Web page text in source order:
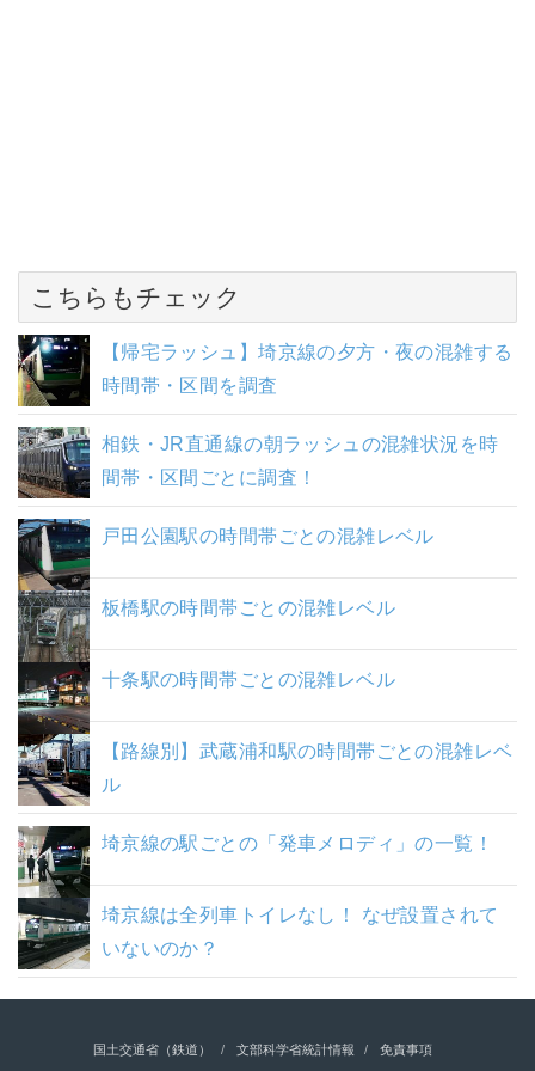
こちらもチェック
【帰宅ラッシュ】埼京線の夕方・夜の混雑する
時間帯・区間を調査
相鉄・JR直通線の朝ラッシュの混雑状況を時
間帯・区間ごとに調査！
戸田公園駅の時間帯ごとの混雑レベル
板橋駅の時間帯ごとの混雑レベル
十条駅の時間帯ごとの混雑レベル
【路線別】武蔵浦和駅の時間帯ごとの混雑レベ
ル
埼京線の駅ごとの「発車メロディ」の一覧！
埼京線は全列車トイレなし！ なぜ設置されて
いないのか？
国土交通省（鉄道） 文部科学省統計情報 免責事項